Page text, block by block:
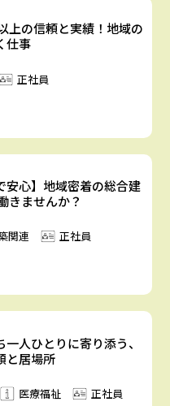
上の信頼と実績！地域の
仕事
正社員
安心】地域密着の総合建
きませんか？
関連
正社員
人ひとりに寄り添う、
と居場所
医療福祉
正社員